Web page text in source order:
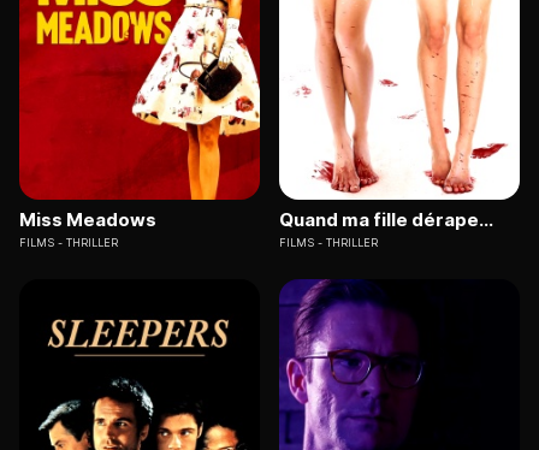
Miss Meadows
FILMS THRILLER
Quand ma fille dérape...
FILMS THRILLER